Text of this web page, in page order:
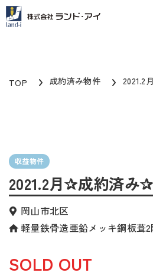
TOP 成約済み物件 2021.2
収益物件
2021.2月✰成約済み
岡山市北区
軽量鉄骨造亜鉛メッキ鋼板葺
SOLD OUT